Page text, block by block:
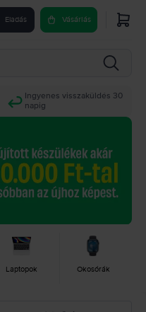
Eladás Vásárlás
Ingyenes visszaküldés 30
napig
Laptopok Okosórák